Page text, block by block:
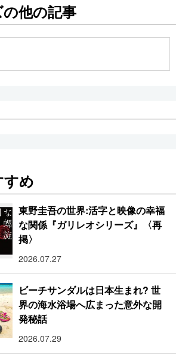
他の記事
め
東野圭吾の世界:活字と映像の幸福
な関係『ガリレオシリーズ』〈再
掲〉
2026.07.27
ビーチサンダルは日本生まれ? 世
界の海水浴場へ広まった意外な開
発秘話
2026.07.29